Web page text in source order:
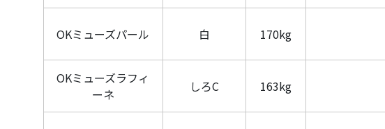
OKミューズパール 白 170kg
OKミューズラフィ
ーネ
しろC 163kg